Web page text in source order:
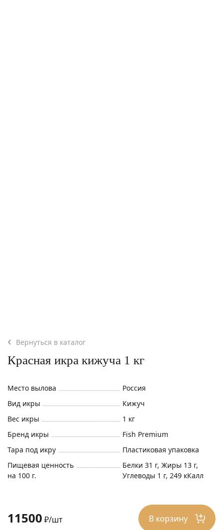
Вернуться в каталог
Красная икра кижуча 1 кг
Место вылова
Россия
Вид икры
Кижуч
Вес икры
1 кг
Бренд икры
Fish Premium
Тара под икру
Пластиковая упаковка
Пищевая ценность
на 100 г.
Белки 31 г, Жиры 13 г,
Углеводы 1 г, 249 кКалл
11500 ₽/шт В корзину